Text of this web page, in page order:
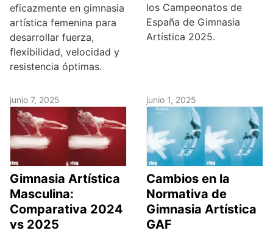
eficazmente en gimnasia
artística femenina para
desarrollar fuerza,
flexibilidad, velocidad y
resistencia óptimas.
los Campeonatos de
España de Gimnasia
Artística 2025.
junio 7, 2025
Gimnasia Artística
Masculina:
Comparativa 2024
vs 2025
junio 1, 2025
Cambios en la
Normativa de
Gimnasia Artística
GAF